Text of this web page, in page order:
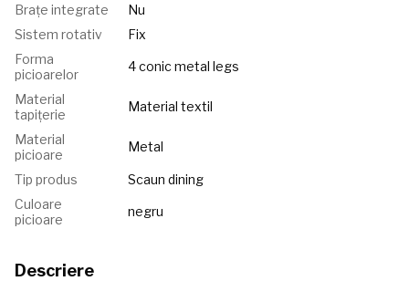
Brațe integrate
Nu
Sistem rotativ
Fix
Forma
picioarelor
4 conic metal legs
Material
tapițerie
Material textil
Material
picioare
Metal
Tip produs
Scaun dining
Culoare
picioare
negru
Descriere